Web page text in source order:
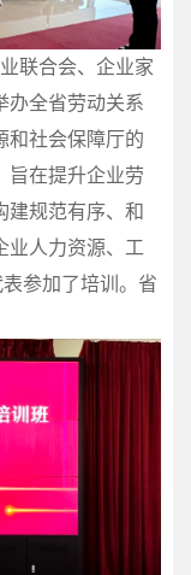
联合会、企业家
办全省劳动关系
和社会保障厅的
旨在提升企业劳
建规范有序、和
业人力资源、工
参加了培训。省